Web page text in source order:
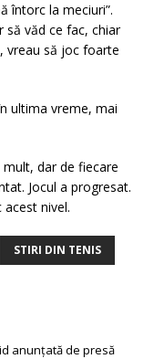
întorc la meciuri”.
să văd ce fac, chiar
vreau să joc foarte
ultima vreme, mai
dar de fiecare
Jocul a progresat.
nivel.
STIRI DIN TENIS
anunţată de presă